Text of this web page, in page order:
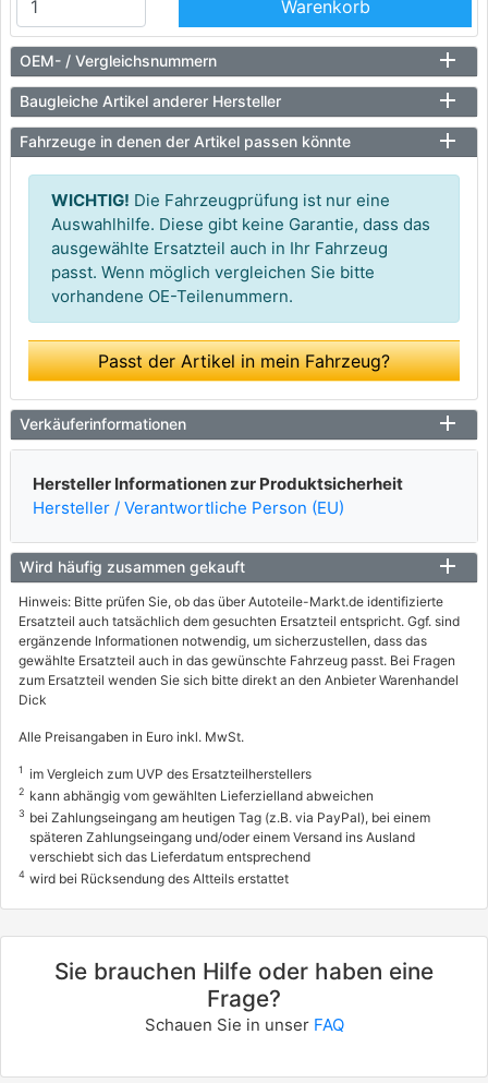
Warenkorb
OEM- / Vergleichsnummern
Baugleiche Artikel anderer Hersteller
Fahrzeuge in denen der Artikel passen könnte
WICHTIG! Die Fahrzeugprüfung ist nur eine
Auswahlhilfe. Diese gibt keine Garantie, dass das
ausgewählte Ersatzteil auch in Ihr Fahrzeug
passt. Wenn möglich vergleichen Sie bitte
vorhandene OE-Teilenummern.
Passt der Artikel in mein Fahrzeug?
Verkäuferinformationen
Hersteller Informationen zur Produktsicherheit
Hersteller / Verantwortliche Person (EU)
Wird häufig zusammen gekauft
Hinweis: Bitte prüfen Sie, ob das über Autoteile-Markt.de identifizierte
Ersatzteil auch tatsächlich dem gesuchten Ersatzteil entspricht. Ggf. sind
ergänzende Informationen notwendig, um sicherzustellen, dass das
gewählte Ersatzteil auch in das gewünschte Fahrzeug passt. Bei Fragen
zum Ersatzteil wenden Sie sich bitte direkt an den Anbieter Warenhandel
Dick
Alle Preisangaben in Euro inkl. MwSt.
1 im Vergleich zum UVP des Ersatzteilherstellers
2 kann abhängig vom gewählten Lieferzielland abweichen
3 bei Zahlungseingang am heutigen Tag (z.B. via PayPal), bei einem
späteren Zahlungseingang und/oder einem Versand ins Ausland
verschiebt sich das Lieferdatum entsprechend
4 wird bei Rücksendung des Altteils erstattet
Sie brauchen Hilfe oder haben eine
Frage?
Schauen Sie in unser FAQ